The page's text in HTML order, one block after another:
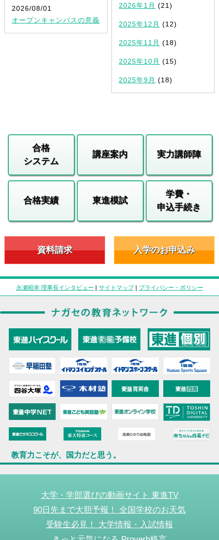
2026/08/01
オープンキャンパスの意義
2026年1月 (21)
2025年12月 (12)
2025年11月 (18)
2025年10月 (15)
2025年9月 (18)
合格
システム
講座案内 実力講師陣
合格実績 東進模試
学費・
申込手続き
資料請求 入学のお申込み
永瀬昭幸 理事長インタビュー | サイトマップ| プライバシー・ポリシー
教育力こそが、国力だと思う。
大学・学部選びの動画サイト 東進TV
90日先まで大胆予報！ 全国学校のお天気
受験生必見！ 大学情報・入試情報